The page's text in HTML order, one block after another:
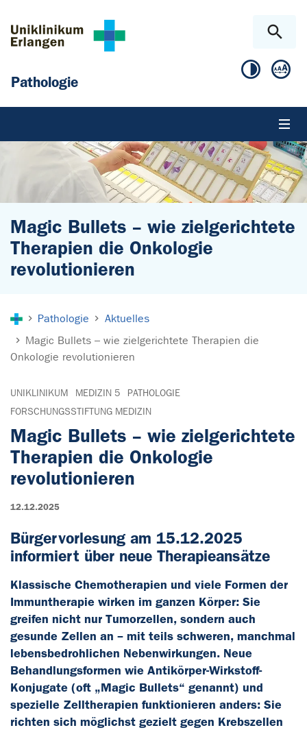
Pathologie
Magic Bullets – wie zielgerichtete
Therapien die Onkologie
revolutionieren
Pathologie
Aktuelles
Magic Bullets – wie zielgerichtete Therapien die
Onkologie revolutionieren
UNIKLINIKUM MEDIZIN 5
PATHOLOGIE
FORSCHUNGSSTIFTUNG MEDIZIN
Magic Bullets – wie zielgerichtete
Therapien die Onkologie
revolutionieren
12.12.2025
Bürgervorlesung am 15.12.2025
informiert über neue Therapieansätze
Klassische Chemotherapien und viele Formen der
Immuntherapie wirken im ganzen Körper: Sie
greifen nicht nur Tumorzellen, sondern auch
gesunde Zellen an – mit teils schweren, manchmal
lebensbedrohlichen Nebenwirkungen. Neue
Behandlungsformen wie Antikörper-Wirkstoff-
Konjugate (oft „Magic Bullets“ genannt) und
spezielle Zelltherapien funktionieren anders: Sie
richten sich möglichst gezielt gegen Krebszellen